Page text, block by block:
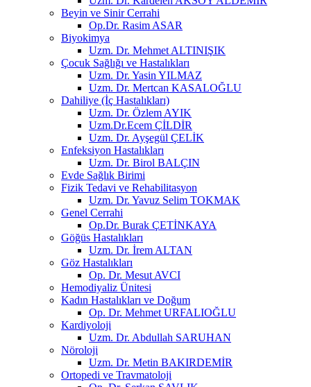
Beyin ve Sinir Cerrahi
Op.Dr. Rasim ASAR
Biyokimya
Uzm. Dr. Mehmet ALTINIŞIK
Çocuk Sağlığı ve Hastalıkları
Uzm. Dr. Yasin YILMAZ
Uzm. Dr. Mertcan KASALOĞLU
Dahiliye (İç Hastalıkları)
Uzm. Dr. Özlem AYIK
Uzm.Dr.Ecem ÇİLDİR
Uzm. Dr. Ayşegül ÇELİK
Enfeksiyon Hastalıkları
Uzm. Dr. Birol BALÇIN
Evde Sağlık Birimi
Fizik Tedavi ve Rehabilitasyon
Uzm. Dr. Yavuz Selim TOKMAK
Genel Cerrahi
Op.Dr. Burak ÇETİNKAYA
Göğüs Hastalıkları
Uzm. Dr. İrem ALTAN
Göz Hastalıkları
Op. Dr. Mesut AVCI
Hemodiyaliz Ünitesi
Kadın Hastalıkları ve Doğum
Op. Dr. Mehmet URFALIOĞLU
Kardiyoloji
Uzm. Dr. Abdullah SARUHAN
Nöroloji
Uzm. Dr. Metin BAKIRDEMİR
Ortopedi ve Travmatoloji